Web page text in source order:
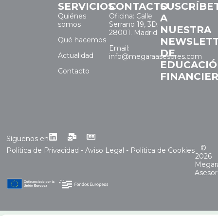
SERVICIOS
Quiénes
somos
Qué hacemos
Actualidad
Contacto
CONTACTO
Oficina: Calle
Serrano 19, 3D.
28001. Madrid
Email:
info@megaraasesores.com
A
NUESTRA
DE
Síguenos en
Política de Privacidad -Aviso Legal - Política de Cookies
©
2026